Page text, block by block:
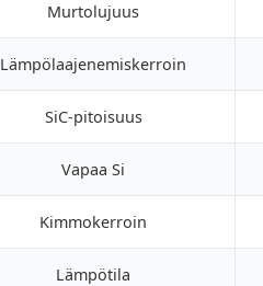
Murtolujuus
Lämpölaajenemiskerroin
SiC-pitoisuus
Vapaa Si
Kimmokerroin
Lämpötila